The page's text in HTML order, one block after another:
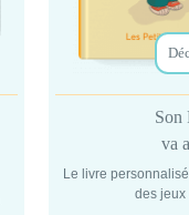
Son
va
Le livre
des jeux